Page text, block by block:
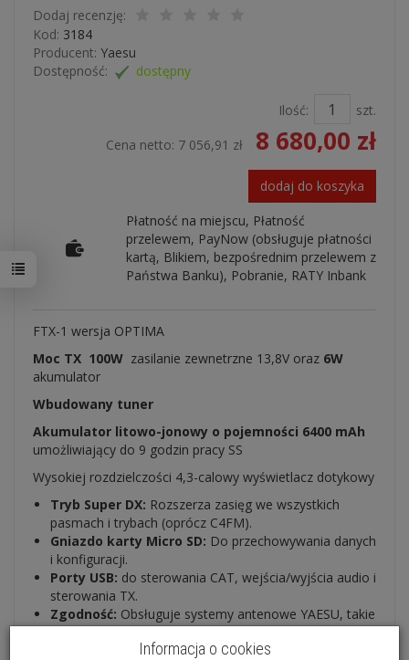
Dodaj recenzję:
Kod: 3184
Producent: Yaesu
Dostępność:
dostępny
Ilość:
szt.
Cena netto: 7 056,91 zł 8 680,00 zł
dodaj do koszyka
Płatność na miejscu, Płatność
przelewem, PayNow (obsługuje płatności
kartą, Blikiem, bezpośrednim przelewem z
Państwa Banku), Pobranie, RATY Inbank
FTX-1 wersja OPTIMA
Moc TX 100W zasilanie zewnetrzne 13,8V oraz 6W
akumulator
Wbudowany tuner
Akumulator litowo-jonowy o pojemności 6400 mAh
umożliwiający do 9 godzin pracy SS
Wysokiej rozdzielczości 4,3-calowy wyświetlacz dotykowy
Tryb Super DX: Rozszerza zasięg we wszystkich
pasmach i trybach (oprócz C4FM).
Gniazdo karty Micro SD: Do przechowywania danych
i konfiguracji.
Porty USB: do sterowania CAT, wejścia/wyjścia audio i
sterowania TX.
Zgodność: Obsługuje systemy antenowe YAESU, takie
jak ATAS-120A, ATAS-25 i FC-40.
Solidna konstrukcja:Odlewana ciśnieniowo
Informacja o cookies